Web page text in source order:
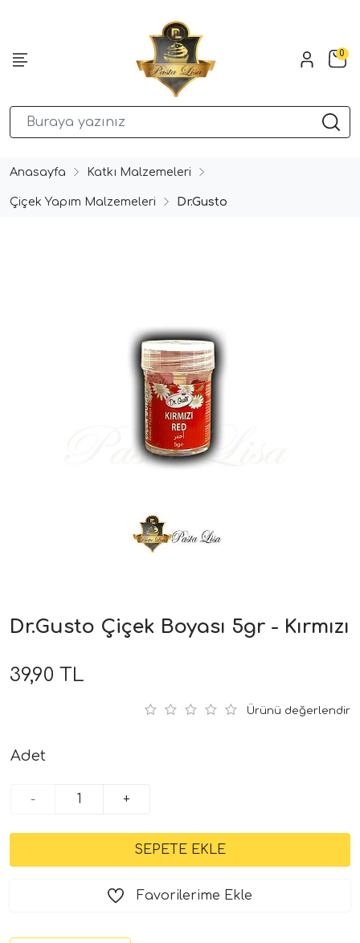
0
Anasayfa Katkı Malzemeleri
Çiçek Yapım Malzemeleri Dr.Gusto
Dr.Gusto Çiçek Boyası 5gr - Kırmızı
39,90 TL
Ürünü değerlendir
Adet
- +
Favorilerime Ekle